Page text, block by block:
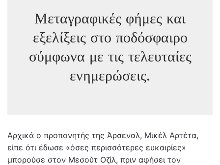
Μεταγραφικές φήμες και
εξελίξεις στο ποδόσφαιρο
σύμφωνα με τις τελευταίες
ενημερώσεις.
Αρχικά ο προπονητής της Άρσεναλ, Μικέλ Αρτέτα,
είπε ότι έδωσε «όσες περισσότερες ευκαιρίες»
μπορούσε στον Μεσούτ Οζίλ, πριν αφήσει τον